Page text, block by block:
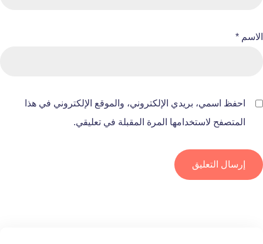
الاسم *
احفظ اسمي، بريدي الإلكتروني، والموقع الإلكتروني في هذا
المتصفح لاستخدامها المرة المقبلة في تعليقي.